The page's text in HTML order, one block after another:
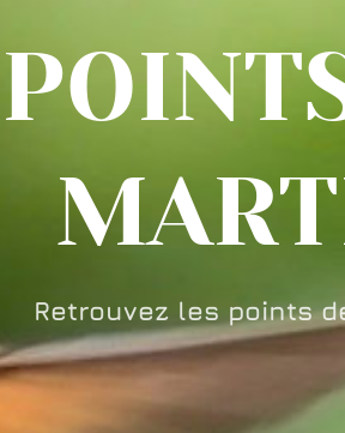
Retrouvez les points